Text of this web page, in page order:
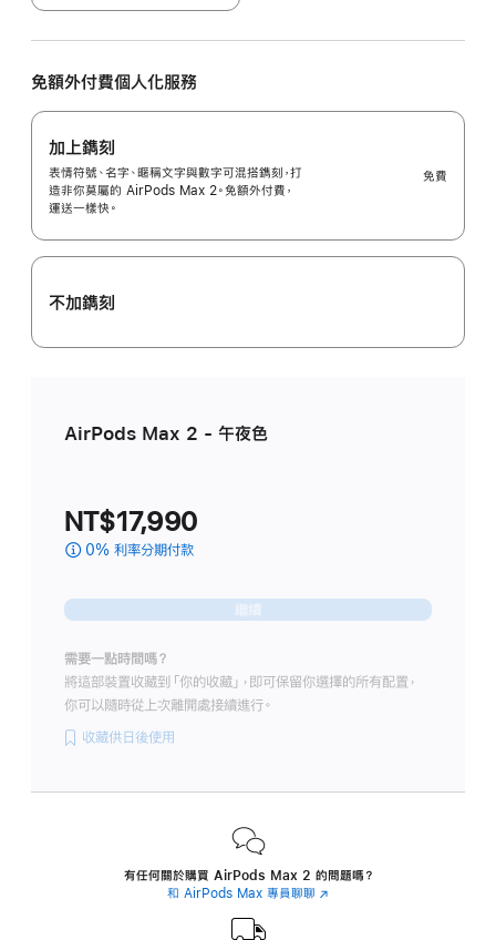
免額外付費個人化服務
加上鐫刻
表情符號、名字、暱稱文字與數字可混搭鐫刻，打
造非你莫屬的 AirPods Max 2。免額外付費，
運送一樣快。
免費
不加鐫刻
AirPods Max 2 - 午夜色
NT$17,990
0% 利率分期付款
午
夜
的
分
繼續
需要一點時間嗎？
將這部裝置收藏到「你的收藏」，即可保留你選擇的所有配置，
你可以隨時從上次離開處接續進行。
收藏供日後使用
有任何關於購買 AirPods Max 2 的問題嗎？
和 AirPods Max 專員聊聊 (以